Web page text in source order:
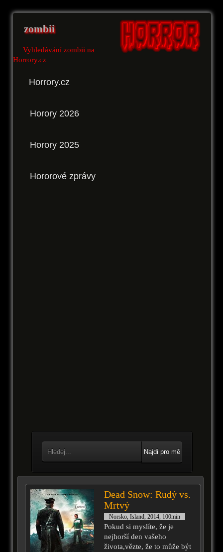
zombii
Vyhledávání zombii na
Horrory.cz
Horrory.cz
Horory 2026
Horory 2025
Hororové zprávy
Najdi pro mě
Dead Snow: Rudý vs.
Mrtvý
Norsko, Island, 2014, 100min
Pokud si myslíte, že je
nejhorší den vašeho
života,vězte, že to může být